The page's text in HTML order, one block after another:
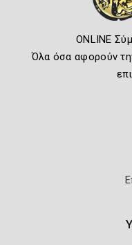
ONLINE
Όλα όσα αφορούν